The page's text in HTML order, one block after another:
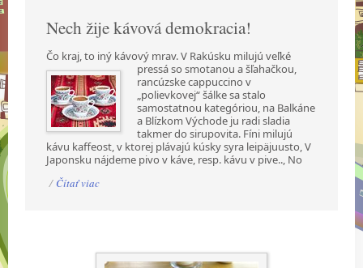
Nech žije kávová demokracia!
Čo kraj, to iný kávový mrav. V Rakúsku milujú veľké
pressá so smotanou a šľahačkou,
rancúzske cappuccino v
„polievkovej“ šálke sa stalo
samostatnou kategóriou, na Balkáne
a Blízkom Východe ju radi sladia
takmer do sirupovita. Fíni milujú
kávu kaffeost, v ktorej plávajú kúsky syra leipäjuusto, V
Japonsku nájdeme pivo v káve, resp. kávu v pive.., No
/ Čítať viac